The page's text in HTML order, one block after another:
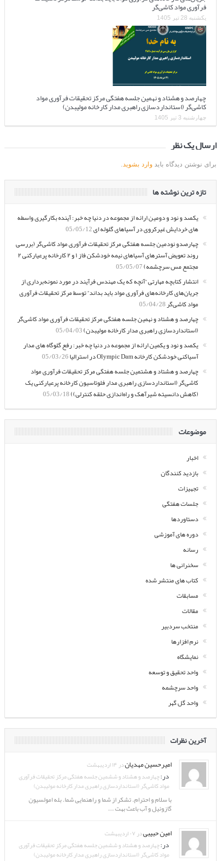
فرآوری مواد کاشی‌گر
یکشنبه 28 تیر 1405
چهارصد و هشتاد و نهمین جلسه هفتگی مرکز تحقیقات فرآوری مواد
کاشی‌گر (استانداردسازی راهبری مدار کارخانه مولیبدن)
چهارشنبه 3 تیر 1405
ارسال یک نظر
برای نوشتن دیدگاه باید وارد بشوید
تازه ترین نوشته ها
یکصد و نود و دومین ارائه از مجموعه در دنیا چه خبر: آینده بکارگیری واسطه
های خردایش غیرکروی در آسیاهای گلوله ای05/05/12
چهارصدو نودمین جلسه هفتگی مرکز تحقیقات فرآوری مواد کاشی‌گر (بررسی
روند تعویض آسترهای آسیاهای نیمه خودشکن فاز ۱ و ۲ کارخانه پرعیارکنی ۲
مجتمع مس سرچشمه)05/05/07
انتشار کتابچه مهارتی “آنچه که یک مهندس فرآیند در مورد نمونه‌برداری از
جریان‌های کارخانه‌های فرآوری مواد باید بداند” توسط مرکز تحقیقات فرآوری
مواد کاشی‌گر05/04/28
چهارصد و هشتاد و نهمین جلسه هفتگی مرکز تحقیقات فرآوری مواد کاشی‌گر
(استانداردسازی راهبری مدار کارخانه مولیبدن)05/04/03
یکصد و نود و یکمین ارائه از مجموعه در دنیا چه خبر: رفع گلوگاه های مدار
آسیاکنی خودشکن کارخانه Olympic Dam در استرالیا
05/03/26
چهارصد و هشتاد و هشتمین جلسه هفتگی مرکز تحقیقات فرآوری مواد
کاشی‌گر (استانداردسازی راهبری مدار فلوتاسیون کارخانه پرعیارکنی یک
(کاهش دانسیته شیرآهک و راه‌اندازی حلقه کنترلی))05/03/18
موضوعات
اخبار
بازدید کنندگان
تجهیزات
جلسات هفتگی
دستاوردها
دوره های آموزشی
رسانه
سخنرانی ها
کتاب های منتشر شده
مسابقات
مقالات
منتخب سردبیر
نرم افزارها
نمایشگاه
واحد تحقیق و توسعه
واحد سرچشمه
واحد گل گهر
آخرین نظرات
امیرحسین مهدیاندر ۱۴ اردیبهشت
در:چهارصد و هشتاد و ششمین جلسه هفتگی مرکز تحقیقات فرآوری
مواد کاشی‌گر (استانداردسازی راهبری مدار کارخانه مولیبدن)
با سلام و احترام. تشکر از شما و راهنمایی شما. بله امولسیون
گازوئیل و آب باعث بهت ...
امین حبیبیدر ۰۷ اردیبهشت
در:چهارصد و هشتاد و ششمین جلسه هفتگی مرکز تحقیقات فرآوری
مواد کاشی‌گر (استانداردسازی راهبری مدار کارخانه مولیبدن)